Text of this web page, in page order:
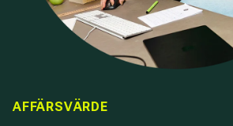
AFFÄRSVÄRDE